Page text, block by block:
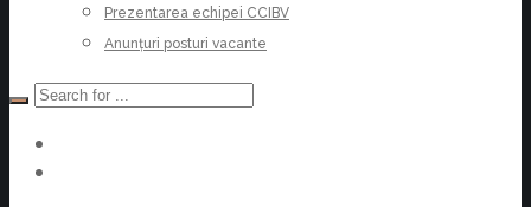
Prezentarea echipei CCIBV
Anunțuri posturi vacante